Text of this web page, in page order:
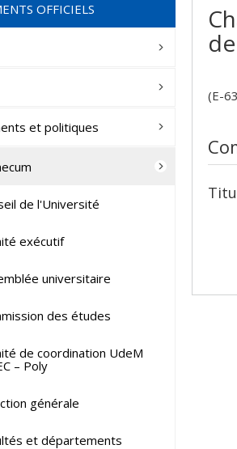
(E-
OFFICIELS
et politiques
de l'Université
exécutif
universitaire
des études
de coordination UdeM
– Poly
générale
et départements